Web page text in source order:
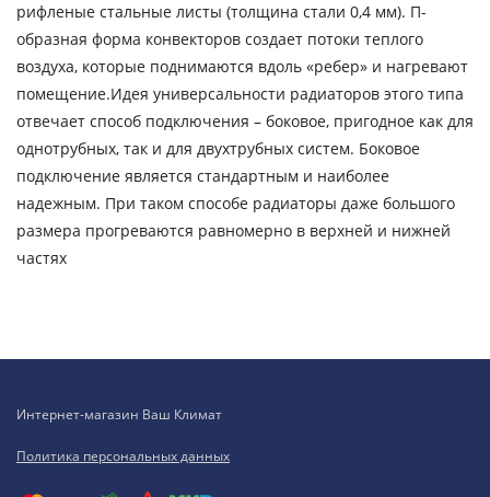
рифленые стальные листы (толщина стали 0,4 мм). П-
образная форма конвекторов создает потоки теплого
воздуха, которые поднимаются вдоль «ребер» и нагревают
помещение.Идея универсальности радиаторов этого типа
отвечает способ подключения – боковое, пригодное как для
однотрубных, так и для двухтрубных систем. Боковое
подключение является стандартным и наиболее
надежным. При таком способе радиаторы даже большого
размера прогреваются равномерно в верхней и нижней
частях
Интернет-магазин Ваш Климат
Политика персональных данных